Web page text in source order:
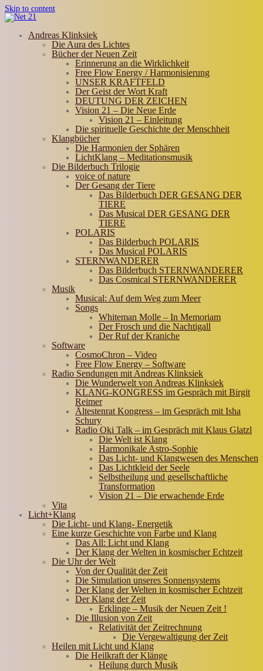
Skip to content
Andreas Klinksiek
Die Aura des Lichtes
Bücher der Neuen Zeit
Erinnerung an die Wirklichkeit
Free Flow Energy / Harmonisierung
UNSER KRAFTFELD
Der Geist der Wort Kraft
DEUTUNG DER ZEICHEN
Vision 21 – Die Neue Erde
Vision 21 – Einleitung
Die spirituelle Geschichte der Menschheit
Klangbücher
Die Harmonien der Sphären
LichtKlang – Meditationsmusik
Die Bilderbuch Trilogie
voice of nature
Der Gesang der Tiere
Das Bilderbuch DER GESANG DER
TIERE
Das Musical DER GESANG DER
TIERE
POLARIS
Das Bilderbuch POLARIS
Das Musical POLARIS
STERNWANDERER
Das Bilderbuch STERNWANDERER
Das Cosmical STERNWANDERER
Musik
Musical: Auf dem Weg zum Meer
Songs
Whiteman Molle – In Memoriam
Der Frosch und die Nachtigall
Der Ruf der Kraniche
Software
CosmoChron – Video
Free Flow Energy – Software
Radio Sendungen mit Andreas Klinksiek
Die Wunderwelt von Andreas Klinksiek
KLANG-KONGRESS im Gespräch mit Birgit
Reimer
Ältestenrat Kongress – im Gespräch mit Isha
Schury
Radio Oki Talk – im Gespräch mit Klaus Glatzl
Die Welt ist Klang
Harmonikale Astro-Sophie
Das Licht- und Klangwesen des Menschen
Das Lichtkleid der Seele
Selbstheilung und gesellschaftliche
Transformation
Vision 21 – Die erwachende Erde
Vita
Licht+Klang
Die Licht- und Klang- Energetik
Eine kurze Geschichte von Farbe und Klang
Das All: Licht und Klang
Der Klang der Welten in kosmischer Echtzeit
Die Uhr der Welt
Von der Qualität der Zeit
Die Simulation unseres Sonnensystems
Der Klang der Welten in kosmischer Echtzeit
Der Klang der Zeit
Erklinge – Musik der Neuen Zeit !
Die Illusion von Zeit
Relativität der Zeitrechnung
Die Vergewaltigung der Zeit
Heilen mit Licht und Klang
Die Heilkraft der Klänge
Heilung durch Musik